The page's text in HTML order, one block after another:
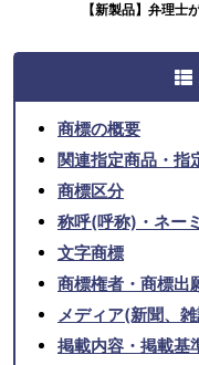
【新製品】弁理士
商標の概要
関連指定商品・指
商標区分
称呼(呼称)・ネー
文字商標
商標権者・商標出
メディア(新聞、
掲載内容・掲載基